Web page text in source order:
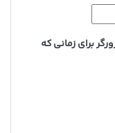
برای زمانی که